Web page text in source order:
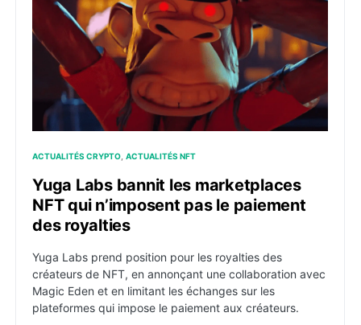
ACTUALITÉS CRYPTO ACTUALITÉS NFT
Yuga Labs bannit les marketplaces
NFT qui n’imposent pas le paiement
des royalties
Yuga Labs prend position pour les royalties des
créateurs de NFT, en annonçant une collaboration avec
Magic Eden et en limitant les échanges sur les
plateformes qui impose le paiement aux créateurs.